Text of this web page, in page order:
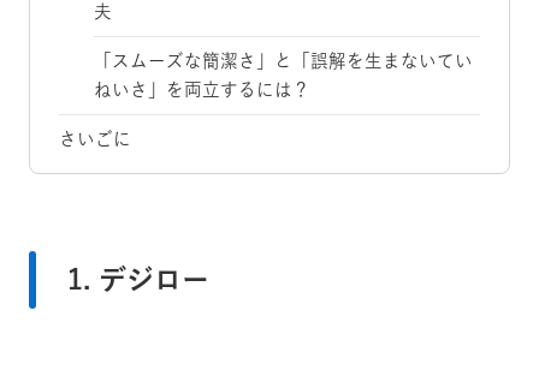
夫
「スムーズな簡潔さ」と「誤解を生まないてい
ねいさ」を両立するには？
さいごに
1. デジロー